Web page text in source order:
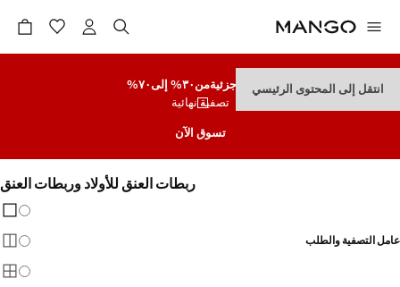
انتقل إلى المحتوى الرئيسيتنزيلات جزئيةمن٣٠% إلى٧٠%
تصفية نهائية
تسوق الآن
ربطات العنق للأولاد وربطات العنق
عامل التصفية والطلب